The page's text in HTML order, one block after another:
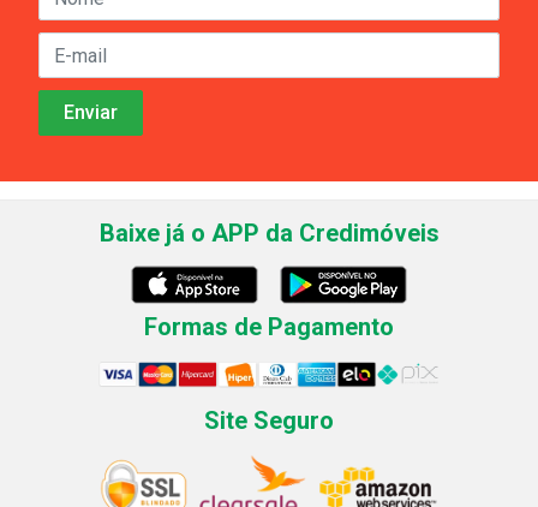
Baixe já o APP da Credimóveis
Formas de Pagamento
Site Seguro